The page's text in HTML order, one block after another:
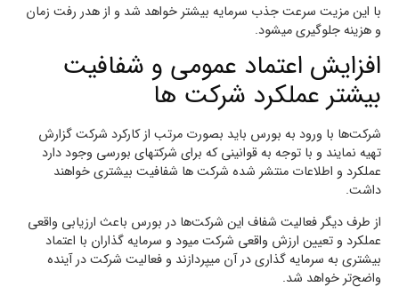
با این مزیت سرعت جذب سرمایه بیشتر خواهد شد و از هدر رفت زمان
و هزینه جلوگیری میشود.
افزایش اعتماد عمومی و شفافیت
بیشتر عملکرد شرکت ها
شرکت‌ها با ورود به بورس باید بصورت مرتب از کارکرد شرکت گزارش
تهیه نمایند و با توجه به قوانینی که برای شرکتهای بورسی وجود دارد
عملکرد و اطلاعات منتشر شده شرکت ها شفافیت بیشتری خواهند
داشت.
از طرف دیگر فعالیت شفاف این شرکت‌ها در بورس باعث ارزیابی واقعی
عملکرد و تعیین ارزش واقعی شرکت میود و سرمایه گذاران با اعتماد
بیشتری به سرمایه گذاری در آن میپردازند و فعالیت شرکت در آینده
واضح‌تر خواهد شد.